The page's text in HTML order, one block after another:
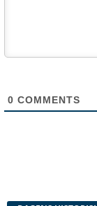
0 COMMENTS